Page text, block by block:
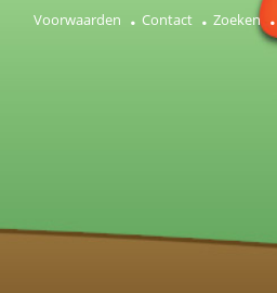
Voorwaarden Contact Zoeken